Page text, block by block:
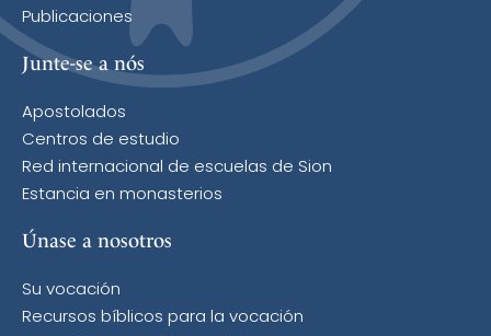
Publicaciones
Junte-se a nós
Apostolados
Centros de estudio
Red internacional de escuelas de Sion
Estancia en monasterios
Únase a nosotros
Su vocación
Recursos bíblicos para la vocación